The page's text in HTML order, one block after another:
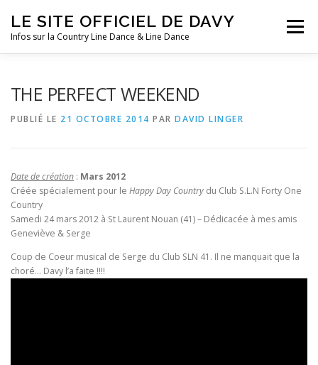
contenu
LE SITE OFFICIEL DE DAVY
Infos sur la Country Line Dance & Line Dance
Menu
THE PERFECT WEEKEND
PUBLIÉ LE 21 OCTOBRE 2014 PAR DAVID LINGER
Date de création : Mars 2012
Créée spécialement pour le Happy Day Country du Club S.L.N Forty One
Country
Samedi 24 mars 2012 à St Laurent Nouan (41) – Dédicacée à mes amis
Geneviève & Serge
Coup de Coeur musical de Serge du Club SLN 41. Il ne manquait que la
choré… Davy l’a faite !!!!